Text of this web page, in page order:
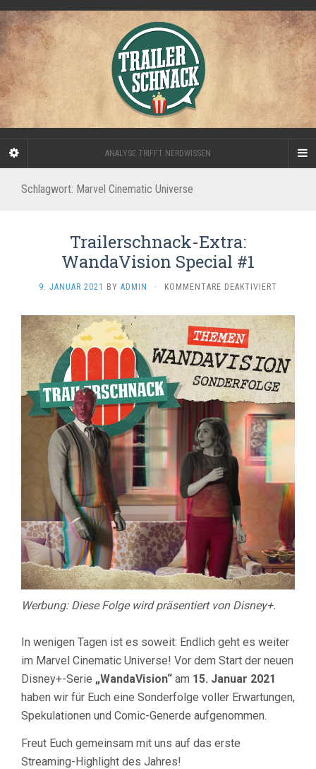
ANALYSE TRIFFT NERDWISSEN
Schlagwort: Marvel Cinematic Universe
Trailerschnack-Extra:
WandaVision Special #1
9. JANUAR 2021 BY ADMIN · KOMMENTARE DEAKTIVIERT
EXTRA:
SPECIAL
#1
Werbung: Diese Folge wird präsentiert von Disney+.
In wenigen Tagen ist es soweit: Endlich geht es weiter
im Marvel Cinematic Universe! Vor dem Start der neuen
Disney+-Serie „WandaVision“ am 15. Januar 2021
haben wir für Euch eine Sonderfolge voller Erwartungen,
Spekulationen und Comic-Generde aufgenommen.
Freut Euch gemeinsam mit uns auf das erste
Streaming-Highlight des Jahres!